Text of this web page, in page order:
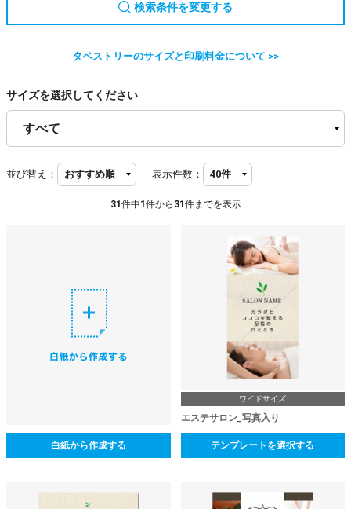
検索条件を変更する
タペストリーのサイズと印刷料金について >>
サイズを選択してください
並び替え： 表示件数：
31 件中1 件から 31 件までを表示
白紙から作成する
ワイドサイズ
エステサロン_写真入り
テンプレートを選択する